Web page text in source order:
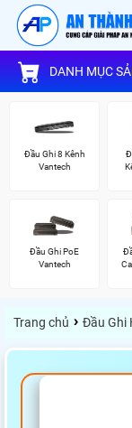
DANH MỤC
Đầu Ghi 8 Kênh
Vantech
Đầu Ghi PoE
Vantech
Trang chủ › Đầu Ghi